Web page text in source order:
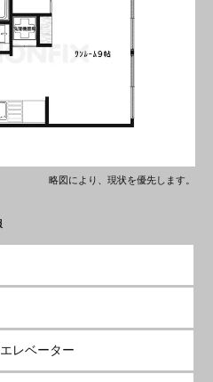
略図により、現状を優先します。
レベーター